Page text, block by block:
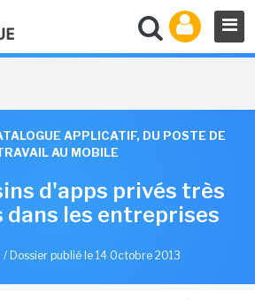
APPLICATIF, DU POSTE DE
AU MOBILE
d'apps privés très
dans les entreprises
/ Dossier publié le 14 Octobre 2013